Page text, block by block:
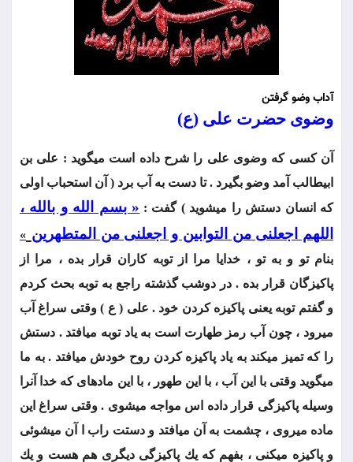
آداب وضو گرفتن
وضوی حضرت علی (ع)
آن كسی كه وضوی علی را شرح داده است‏ می‏گوید : علی بن
ابيطالب آمد وضو بگيرد . تا دست به آب برد ( آن‏ استحباب اولی
كه انسان دستش را می‏شويد ) گفت : « بسم الله و بالله ،
اللهم اجعلنی من التوابين و اجعلنی من المتطهرين »
بنام تو و به تو ، خدايا مرا از توبه كاران قرار بده ، مرا از
پاكيزگان قرار بده . در دوشب گذشته راجع به توبه بحث كردم
و گفتم توبه يعنی پاكيزه كردن‏ خود . علی ( ع ) وقتی سراغ آب
می‏رود ، چون آب رمز طهارت است به ياد توبه می‏افتد . دستش
را كه تميز می‏كند به ياد پاكيزه كردن روح خودش‏ می‏افتد . به ما
می‏گويد وقتی با اين آب ، با اين طهور ، با اين ماده‏ای كه‏ خدا آنرا
وسيله پاكيزگی قرار داده اس مواجه می‏شوی . وقتی سراغ اين
ماده‏ می‏روی ، چشمت به آن می‏افتد و دستت راب ا آن می‏شوئی
و پاكيزه می‏كنی ، بفهم كه يك پاكيزگی ديگری هم هست و يك